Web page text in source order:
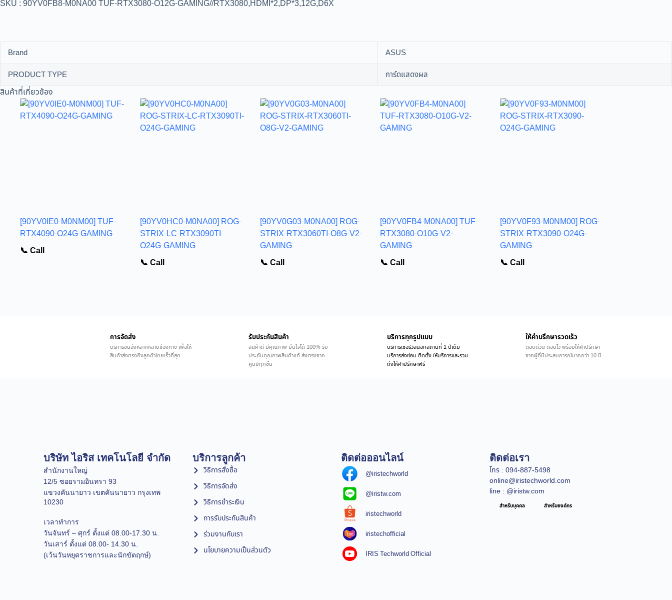
SKU : 90YV0FB8-M0NA00 TUF-RTX3080-O12G-GAMING//RTX3080,HDMI*2,DP*3,12G,D6X
Brand
ASUS
PRODUCT TYPE
การ์ดแสดงผล
สินค้าที่เกี่ยวข้อง
[90YV0IE0-M0NM00] TUF-
RTX4090-O24G-GAMING
📞 Call
[90YV0HC0-M0NA00] ROG-
STRIX-LC-RTX3090TI-
O24G-GAMING
📞 Call
[90YV0G03-M0NA00] ROG-
STRIX-RTX3060TI-O8G-V2-
GAMING
📞 Call
[90YV0FB4-M0NA00] TUF-
RTX3080-O10G-V2-
GAMING
📞 Call
[90YV0F93-M0NM00] ROG-
STRIX-RTX3090-O24G-
GAMING
📞 Call
การจัดส่ง
บริการขนส่งหลากหลายช่องทาง เพื่อให้
สินค้าส่งตรงถึงลูกค้าโดยเร็วที่สุด
รับประกันสินค้า
สินค้าดี มีคุณภาพ มั่นใจได้ 100% รับ
ประกันคุณภาพสินค้าแท้ ส่งตรงจาก
ศูนย์ทุกชิ้น
บริการทุกรูปแบบ
บริการเซอร์วิสนอกสถานที่ 1 ปีเต็ม
บริการส่งซ่อม ติดตั้ง ให้บริการและรวม
ถึงให้คำปรึกษาฟรี
ให้คำบรึกษารวดเร็ว
ตอบด่วน ตอบไว พร้อมให้คำปรึกษา
จากผู้ที่มีประสบการณ์มากกว่า 10 ปี
บริษัท ไอริส เทคโนโลยี จำกัด
สำนักงานใหญ่
12/5 ซอยรามอินทรา 93
แขวงคันนายาว เขตคันนายาว กรุงเทพ
10230
เวลาทำการ
วันจันทร์ – ศุกร์ ตั้งแต่ 08.00-17.30 น.
วันเสาร์ ตั้งแต่ 08.00- 14.30 น.
(เว้นวันหยุดราชการและนักขัตฤกษ์)
บริการลูกค้า
วิธีการสั่งซื้อ
วิธีการจัดส่ง
วิธีการชำระเงิน
การรับประกันสินค้า
ร่วมงานกับเรา
นโยบายความเป็นส่วนตัว
ติดต่อออนไลน์
@iristechworld
@iristw.com
iristechworld
iristechofficial
IRIS Techworld Official
ติดต่อเรา
โทร : 094-887-5498
online@iristechworld.com
line : @iristw.com
สำหรับบุคคล สำหรับองค์กร